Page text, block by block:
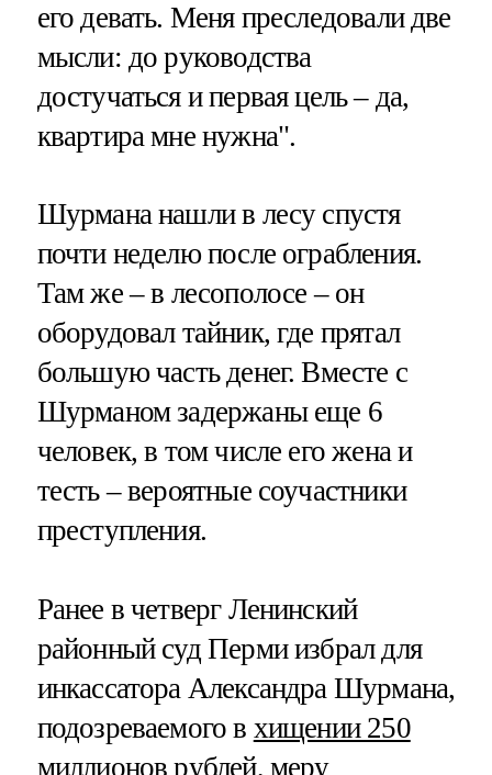
его девать. Меня преследовали две
мысли: до руководства
достучаться и первая цель – да,
квартира мне нужна".
Шурмана нашли в лесу спустя
почти неделю после ограбления.
Там же – в лесополосе – он
оборудовал тайник, где прятал
большую часть денег. Вместе с
Шурманом задержаны еще 6
человек, в том числе его жена и
тесть – вероятные соучастники
преступления.
Ранее в четверг Ленинский
районный суд Перми избрал для
инкассатора Александра Шурмана,
подозреваемого в хищении 250
миллионов рублей, меру